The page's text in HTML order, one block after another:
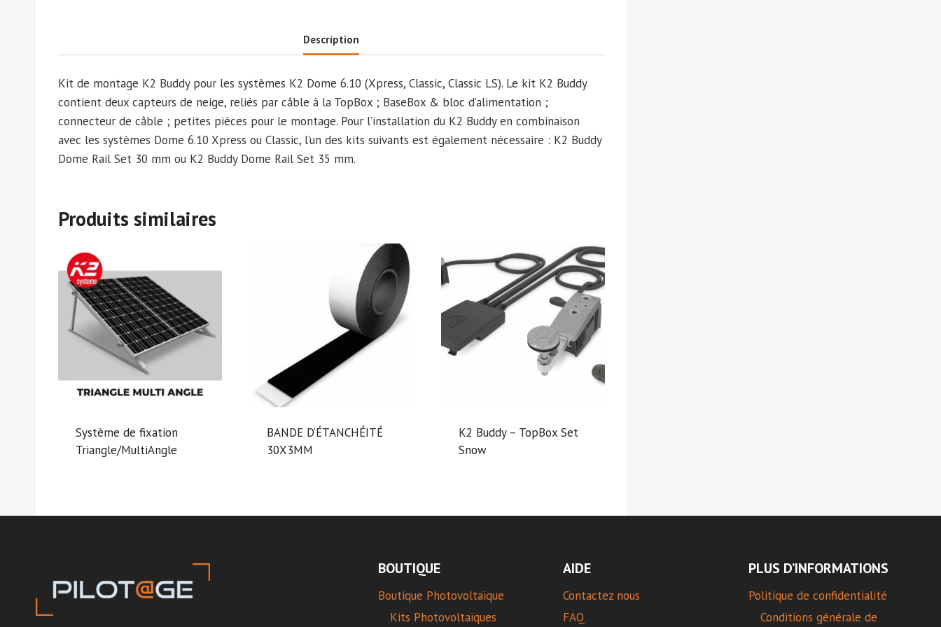
Description
Kit de montage K2 Buddy pour les systèmes K2 Dome 6.10 (Xpress, Classic, Classic LS). Le kit K2 Buddy
contient deux capteurs de neige, reliés par câble à la TopBox ; BaseBox & bloc d’alimentation ;
connecteur de câble ; petites pièces pour le montage. Pour l’installation du K2 Buddy en combinaison
avec les systèmes Dome 6.10 Xpress ou Classic, l’un des kits suivants est également nécessaire : K2 Buddy
Dome Rail Set 30 mm ou K2 Buddy Dome Rail Set 35 mm.
Produits similaires
Système de fixation
Triangle/MultiAngle
BANDE D’ÉTANCHÉITÉ
30X3MM
K2 Buddy – TopBox Set
Snow
BOUTIQUE
Boutique Photovoltaïque
Kits Photovoltaïques
AIDE
Contactez nous
FAQ
PLUS D’INFORMATIONS
Politique de confidentialité
Conditions générale de